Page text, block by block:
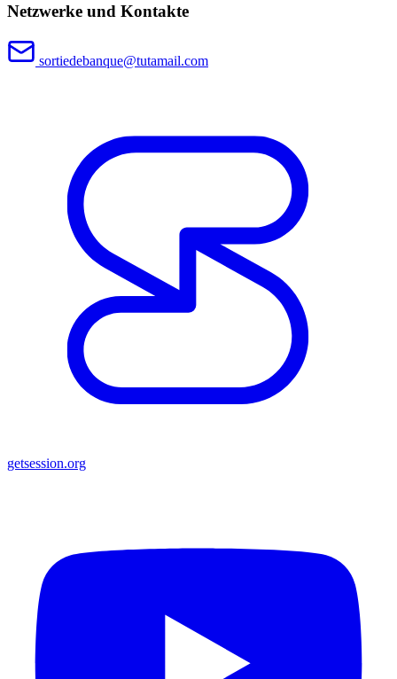
Netzwerke und Kontakte
sortiedebanque@tutamail.com
getsession.org